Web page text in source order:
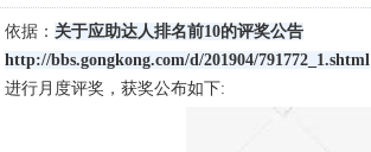
依据： 关于应助达人排名前10的评奖公告
http://bbs.gongkong.com/d/201904/791772_1.shtml
进行月度评奖，获奖公布如下: